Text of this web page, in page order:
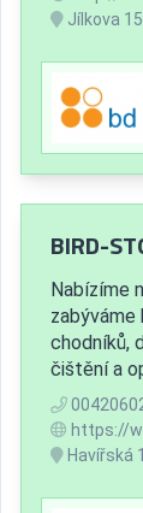
Jílkova
BIRD-
Nabízíme
chodníků,
čištění a
https://
Havířská